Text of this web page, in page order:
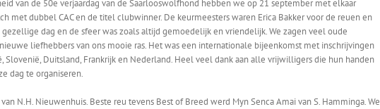
van de 50e verjaardag van de Saarlooswolfhond hebben we op 21 september met elkaar
met dubbel CAC en de titel clubwinner. De keurmeesters waren Erica Bakker voor de reuen en
dag en de sfeer was zoals altijd gemoedelijk en vriendelijk. We zagen veel oude
liefhebbers van ons mooie ras. Het was een internationale bijeenkomst met inschrijvingen
Slovenië, Duitsland, Frankrijk en Nederland. Heel veel dank aan alle vrijwilligers die hun handen
dag te organiseren.
N.H. Nieuwenhuis. Beste reu tevens Best of Breed werd Myn Senca Amai van S. Hamminga. We